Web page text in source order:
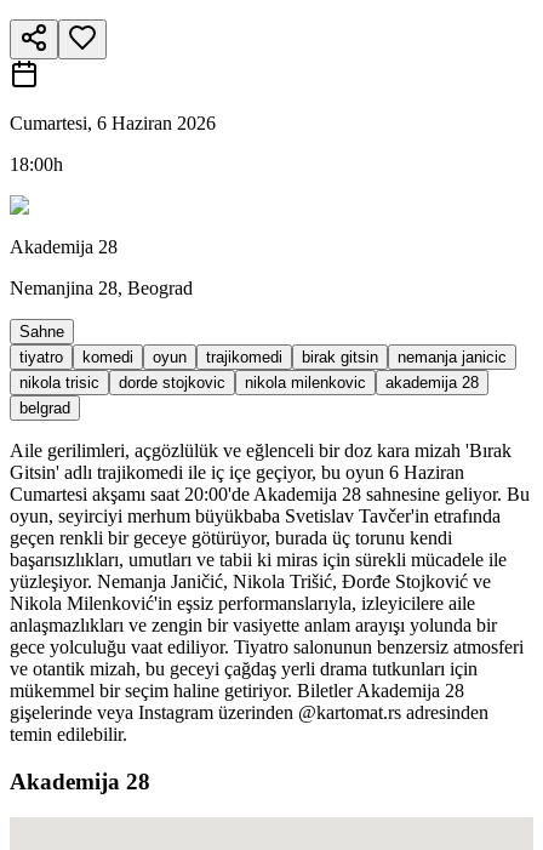
Cumartesi, 6 Haziran 2026
18:00h
Akademija 28
Nemanjina 28, Beograd
Sahne
tiyatro
komedi oyun trajikomedi birak gitsin
nemanja janicic
nikola trisic
dorde stojkovic nikola milenkovic
akademija 28
belgrad
Aile gerilimleri, açgözlülük ve eğlenceli bir doz kara mizah 'Bırak
Gitsin' adlı trajikomedi ile iç içe geçiyor, bu oyun 6 Haziran
Cumartesi akşamı saat 20:00'de Akademija 28 sahnesine geliyor. Bu
oyun, seyirciyi merhum büyükbaba Svetislav Tavčer'in etrafında
geçen renkli bir geceye götürüyor, burada üç torunu kendi
başarısızlıkları, umutları ve tabii ki miras için sürekli mücadele ile
yüzleşiyor. Nemanja Janičić, Nikola Trišić, Đorđe Stojković ve
Nikola Milenković'in eşsiz performanslarıyla, izleyicilere aile
anlaşmazlıkları ve zengin bir vasiyette anlam arayışı yolunda bir
gece yolculuğu vaat ediliyor. Tiyatro salonunun benzersiz atmosferi
ve otantik mizah, bu geceyi çağdaş yerli drama tutkunları için
mükemmel bir seçim haline getiriyor. Biletler Akademija 28
gişelerinde veya Instagram üzerinden @kartomat.rs adresinden
temin edilebilir.
Akademija 28